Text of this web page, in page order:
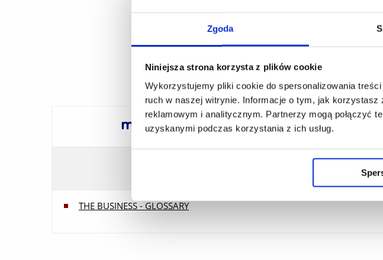
Zgoda
Niniejsza strona korzysta z plików cookie
Wykorzystujemy pliki cookie do spersonalizowania
ruch w naszej witrynie. Informacje o tym, jak
reklamowym i analitycznym. Partnerzy mogą połączyć
uzyskanymi podczas korzystania z ich usług.
mgr Jarosław Kawałek, dr Marta
Tytuł
THE BUSINESS - GLOSSARY